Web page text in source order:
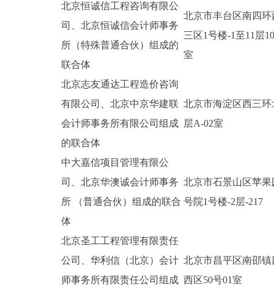
北京恒诚信工程咨询有限公
司、北京恒诚信会计师事务
所（特殊普通合伙）组成的
联合体
北京市丰台区南四环
三区1号楼-1至11层
室
北京志友通达工程造价咨询
有限公司、北京中京华建联
会计师事务所有限公司组成
的联合体
北京市海淀区西三环
层A-02室
中大嘉信项目管理有限公
司、北京华澳诚会计师事务
所 （普通合伙）组成的联合
体
北京市石景山区苹果
号院1号楼-2层-217
北京圣工工程管理有限责任
公司、华利信（北京）会计
师事务所有限责任公司组成
北京市昌平区南邵镇
西区50号01室